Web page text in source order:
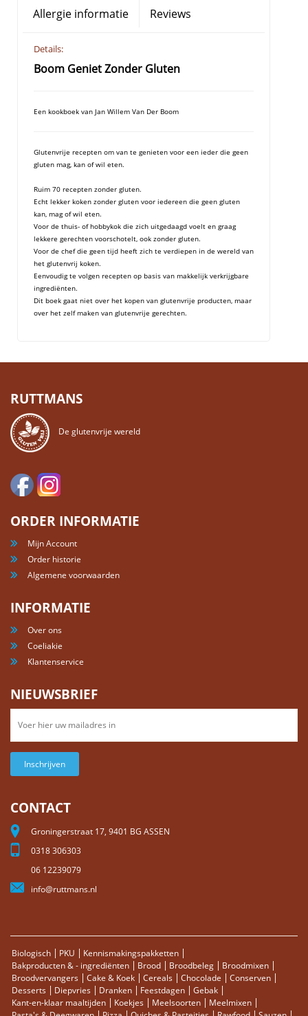
Allergie informatie
Reviews
Details:
Boom Geniet Zonder Gluten
Een kookboek van Jan Willem Van Der Boom
Glutenvrije recepten om van te genieten voor een ieder die geen
gluten mag, kan of wil eten.
Ruim 70 recepten zonder gluten.
Echt lekker koken zonder gluten voor iedereen die geen gluten
kan, mag of wil eten.
Voor de thuis- of hobbykok die zich uitgedaagd voelt en graag
lekkere gerechten voorschotelt, ook zonder gluten.
Voor de chef die geen tijd heeft zich te verdiepen in de wereld van
het glutenvrij koken.
Eenvoudig te volgen recepten op basis van makkelijk verkrijgbare
ingrediënten.
Dit boek gaat niet over het kopen van glutenvrije producten, maar
over het zelf maken van glutenvrije gerechten.
RUTTMANS
De glutenvrije wereld
ORDER INFORMATIE
Mijn Account
Order historie
Algemene voorwaarden
INFORMATIE
Over ons
Coeliakie
Klantenservice
NIEUWSBRIEF
Inschrijven
CONTACT
Groningerstraat 17, 9401 BG ASSEN
0318 306303
06 12239079
info@ruttmans.nl
Biologisch PKU
Kennismakingspakketten
Bakproducten & - ingrediënten
Brood Broodbeleg
Broodmixen
Broodvervangers
Cake & Koek Cereals Chocolade
Conserven
Desserts
Diepvries Dranken Feestdagen
Gebak
Kant-en-klaar maaltijden
Koekjes Meelsoorten
Meelmixen